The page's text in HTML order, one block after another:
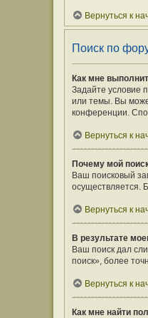
Вернуться к
Поиск по
Как мне
Задайте условие
или темы. Вы
конференции.
Вернуться к
Почему мой
Ваш поисковый
осуществляется.
Вернуться к
В результате
Ваш поиск дал
поиск», более
Вернуться к
Как мне найти